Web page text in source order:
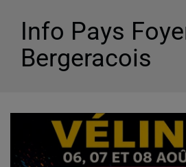
Info Pays
Bergeracois